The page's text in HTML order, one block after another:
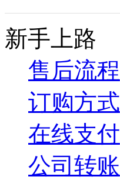
新手上路
售后流程
订购方式
在线支付
公司转账